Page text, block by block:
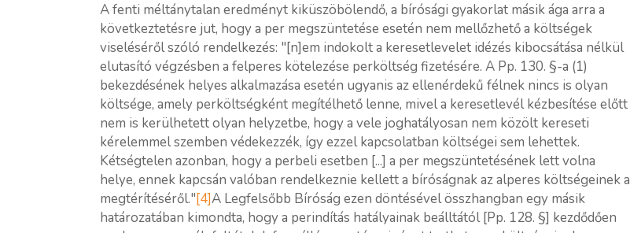
A fenti méltánytalan eredményt kiküszöbölendő, a bírósági gyakorlat másik ága arra a
következtetésre jut, hogy a per megszüntetése esetén nem mellőzhető a költségek
viseléséről szóló rendelkezés: "[n]em indokolt a keresetlevelet idézés kibocsátása nélkül
elutasító végzésben a felperes kötelezése perköltség fizetésére. A Pp. 130. §-a (1)
bekezdésének helyes alkalmazása esetén ugyanis az ellenérdekű félnek nincs is olyan
költsége, amely perköltségként megítélhető lenne, mivel a keresetlevél kézbesítése előtt
nem is kerülhetett olyan helyzetbe, hogy a vele joghatályosan nem közölt kereseti
kérelemmel szemben védekezzék, így ezzel kapcsolatban költségei sem lehettek.
Kétségtelen azonban, hogy a perbeli esetben [...] a per megszüntetésének lett volna
helye, ennek kapcsán valóban rendelkeznie kellett a bíróságnak az alperes költségeinek a
megtérítéséről."[4]A Legfelsőbb Bíróság ezen döntésével összhangban egy másik
határozatában kimondta, hogy a perindítás hatályainak beálltától [Pp. 128. §] kezdődően